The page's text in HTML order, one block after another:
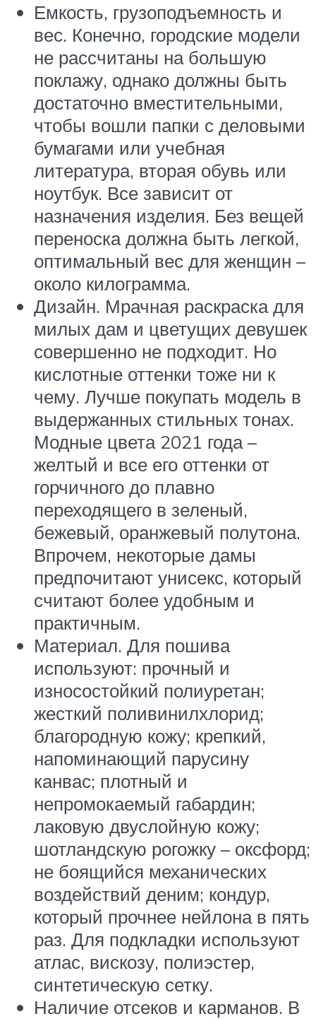
Емкость, грузоподъемность и
вес. Конечно, городские модели
не рассчитаны на большую
поклажу, однако должны быть
достаточно вместительными,
чтобы вошли папки с деловыми
бумагами или учебная
литература, вторая обувь или
ноутбук. Все зависит от
назначения изделия. Без вещей
переноска должна быть легкой,
оптимальный вес для женщин –
около килограмма.
Дизайн. Мрачная раскраска для
милых дам и цветущих девушек
совершенно не подходит. Но
кислотные оттенки тоже ни к
чему. Лучше покупать модель в
выдержанных стильных тонах.
Модные цвета 2021 года –
желтый и все его оттенки от
горчичного до плавно
переходящего в зеленый,
бежевый, оранжевый полутона.
Впрочем, некоторые дамы
предпочитают унисекс, который
считают более удобным и
практичным.
Материал. Для пошива
используют: прочный и
износостойкий полиуретан;
жесткий поливинилхлорид;
благородную кожу; крепкий,
напоминающий парусину
канвас; плотный и
непромокаемый габардин;
лаковую двуслойную кожу;
шотландскую рогожку – оксфорд;
не боящийся механических
воздействий деним; кондур,
который прочнее нейлона в пять
раз. Для подкладки используют
атлас, вискозу, полиэстер,
синтетическую сетку.
Наличие отсеков и карманов. В